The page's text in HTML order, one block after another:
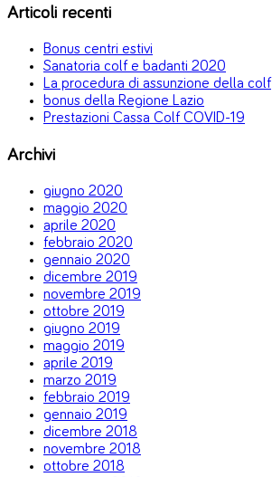
Articoli recenti
Bonus centri estivi
Sanatoria colf e badanti 2020
La procedura di assunzione della colf
bonus della Regione Lazio
Prestazioni Cassa Colf COVID-19
Archivi
giugno 2020
maggio 2020
aprile 2020
febbraio 2020
gennaio 2020
dicembre 2019
novembre 2019
ottobre 2019
giugno 2019
maggio 2019
aprile 2019
marzo 2019
febbraio 2019
gennaio 2019
dicembre 2018
novembre 2018
ottobre 2018